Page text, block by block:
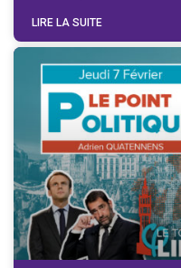
LIRE LA SUITE